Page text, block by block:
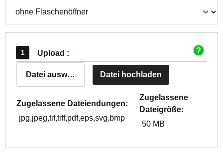
Upload :
Datei auswählen Datei hochladen
Zugelassene Dateiendungen:
jpg,jpeg,tif,tiff,pdf,eps,svg,bmp
Zugelassene
Dateigröße:
50 MB